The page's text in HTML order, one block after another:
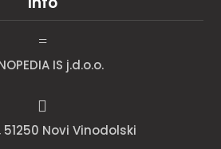
=
IS j.d.o.o.

51250 Novi Vinodolski